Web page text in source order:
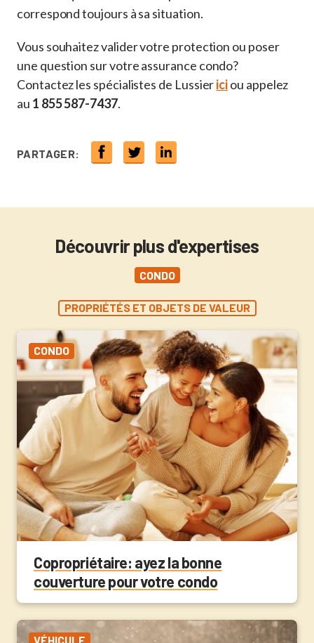
correspond toujours à sa situation.
Vous souhaitez valider votre protection ou poser
une question sur votre assurance condo?
Contactez les spécialistes de Lussiericiou appelez
au 1 855 587-7437.
PARTAGER:
Découvrir plus d'expertises
CONDO
PROPRIÉTÉS ET OBJETS DE VALEUR
CONDO
Copropriétaire: ayez la bonne
couverture pour votre condo
VÉHICULE